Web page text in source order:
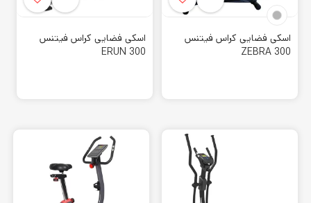
اسکی فضایی کراس فیتنس
ZEBRA 300
اسکی فضایی کراس فیتنس
ERUN 300